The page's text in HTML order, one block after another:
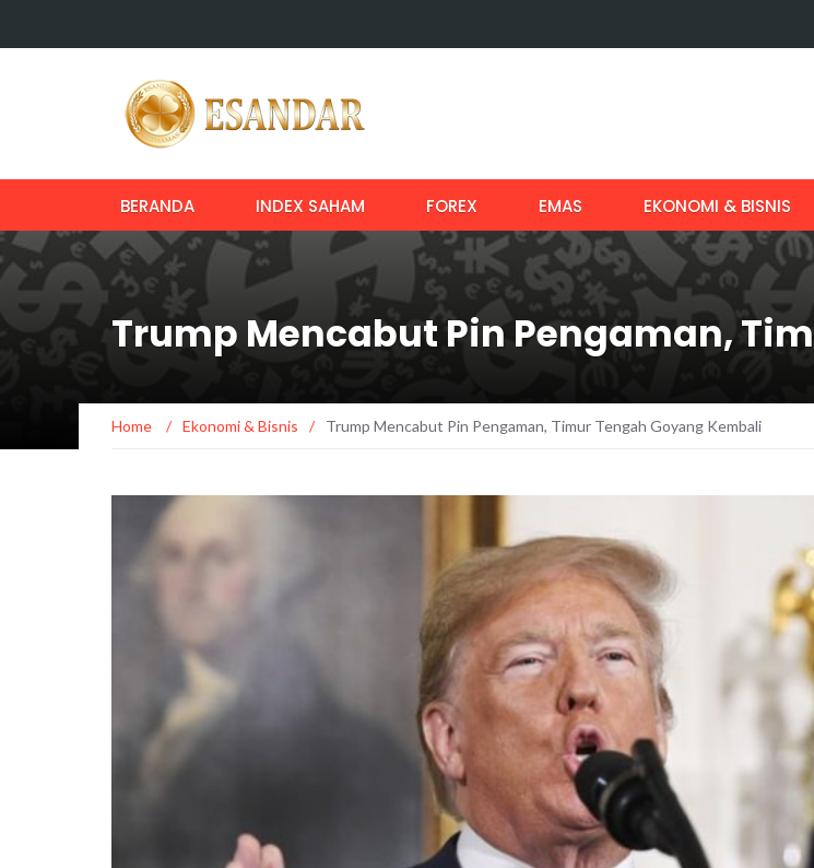
BERANDA INDEX SAHAM FOREX EMAS EKONOMI & BISNIS
Trump Mencabut Pin Pengaman,
Home / Ekonomi & Bisnis / Trump Mencabut Pin Pengaman, Timur Tengah Goyang Kembali